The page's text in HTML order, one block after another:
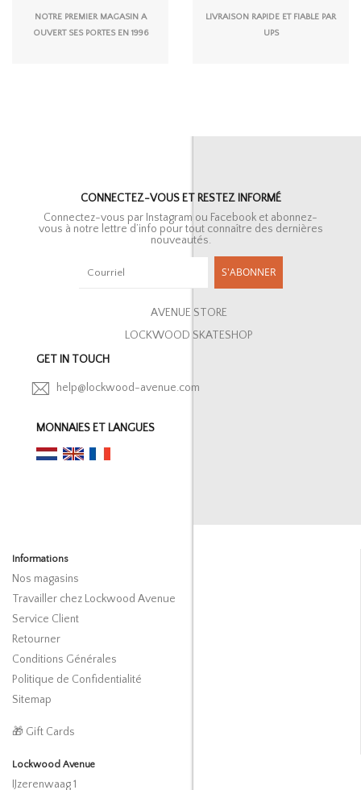
NOTRE PREMIER MAGASIN A
OUVERT SES PORTES EN 1996
LIVRAISON RAPIDE ET FIABLE PAR
UPS
CONNECTEZ-VOUS ET RESTEZ INFORMÉ
Connectez-vous par Instagram ou Facebook et abonnez-
vous à notre lettre d’info pour tout connaître des dernières
nouveautés.
S'ABONNER
AVENUE STORE
LOCKWOOD SKATESHOP
GET IN TOUCH
help@lockwood-avenue.com
MONNAIES ET LANGUES
Informations
Nos magasins
Travailler chez Lockwood Avenue
Service Client
Retourner
Conditions Générales
Politique de Confidentialité
Sitemap
🎁 Gift Cards
Lockwood Avenue
IJzerenwaag 1